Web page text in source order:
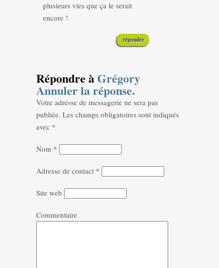
plusieurs vies que ça le serait
encore !
répondre
Répondre à Grégory
Annuler la réponse.
Votre adresse de messagerie ne sera pas
publiée. Les champs obligatoires sont indiqués
avec *
Nom *
Adresse de contact *
Site web
Commentaire